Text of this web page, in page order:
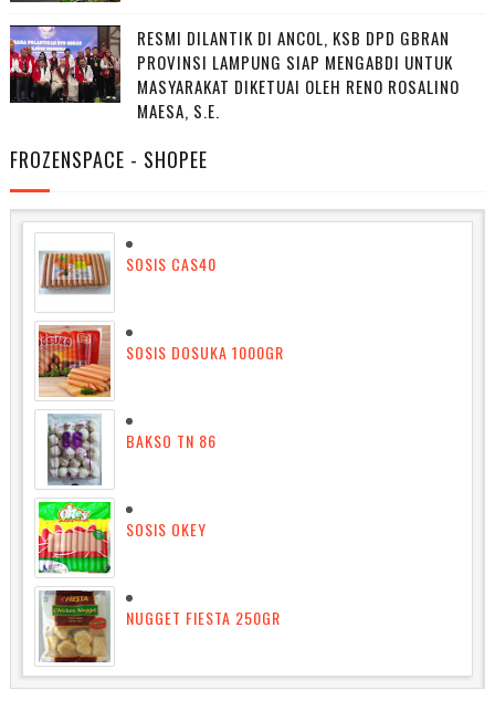
RESMI DILANTIK DI ANCOL, KSB DPD GBRAN
PROVINSI LAMPUNG SIAP MENGABDI UNTUK
MASYARAKAT DIKETUAI OLEH RENO ROSALINO
MAESA, S.E.
FROZENSPACE - SHOPEE
SOSIS CAS40
SOSIS DOSUKA 1000GR
BAKSO TN 86
SOSIS OKEY
NUGGET FIESTA 250GR